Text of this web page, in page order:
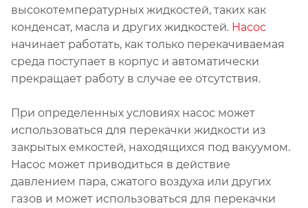
высокотемпературных жидкостей, таких как
конденсат, масла и других жидкостей. Насос
начинает работать, как только перекачиваемая
среда поступает в корпус и автоматически
прекращает работу в случае ее отсутствия.
При определенных условиях насос может
использоваться для перекачки жидкости из
закрытых емкостей, находящихся под вакуумом.
Насос может приводиться в действие
давлением пара, сжатого воздуха или других
газов и может использоваться для перекачки